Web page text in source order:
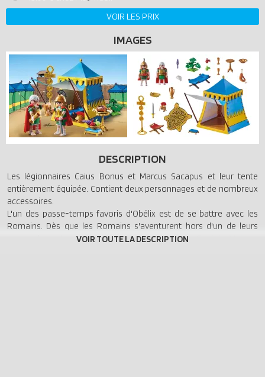
VOIR LES PRIX
IMAGES
DESCRIPTION
Les légionnaires Caius Bonus et Marcus Sacapus et leur tente
entièrement équipée. Contient deux personnages et de nombreux
accessoires.
L'un des passe-temps favoris d'Obélix est de se battre avec les
Romains. Dès que les Romains s'aventurent hors d'un de leurs
camps, ils sont une proie facile pour notre héros Gaulois. Mais en